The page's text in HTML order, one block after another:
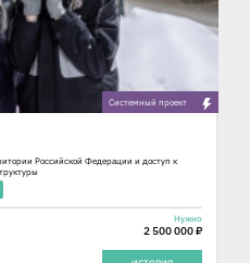
Cистемный проект
Российской Федерации и доступ к
Нужно
2 500 000 ₽